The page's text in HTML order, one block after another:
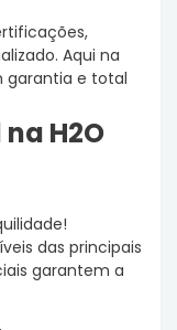
Aqui na
garantia e total
H2O
das principais
garantem a